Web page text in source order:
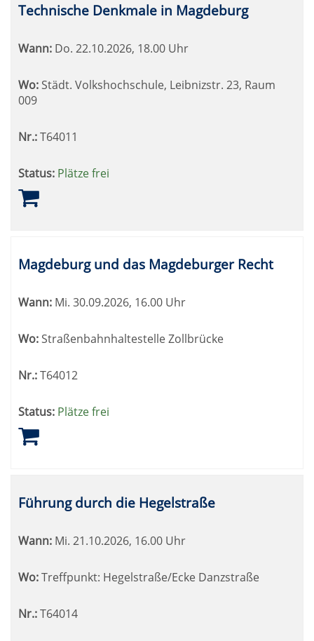
Technische Denkmale in Magdeburg
Wann: Do. 22.10.2026, 18.00 Uhr
Wo: Städt. Volkshochschule, Leibnizstr. 23, Raum
009
Nr.:T64011
Status: Plätze frei
Magdeburg und das Magdeburger Recht
Wann: Mi. 30.09.2026, 16.00 Uhr
Wo:Straßenbahnhaltestelle Zollbrücke
Nr.:T64012
Status: Plätze frei
Führung durch die Hegelstraße
Wann: Mi. 21.10.2026, 16.00 Uhr
Wo:Treffpunkt: Hegelstraße/Ecke Danzstraße
Nr.:T64014